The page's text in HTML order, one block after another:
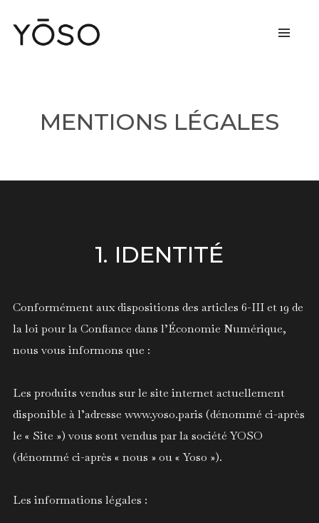
MENTIONS LÉGALES
1. IDENTITÉ
Conformément aux dispositions des articles 6-III et 19 de
la loi pour la Confiance dans l’Économie Numérique,
nous vous informons que :
Les produits vendus sur le site internet actuellement
disponible à l’adresse www.yoso.paris (dénommé ci-après
le « Site ») vous sont vendus par la société YOSO
(dénommé ci-après « nous » ou « Yoso »).
Les informations légales :